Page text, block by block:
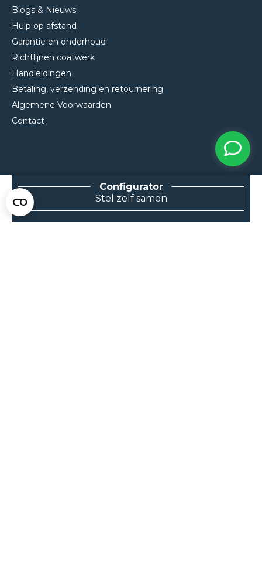
Blogs & Nieuws
Hulp op afstand
Garantie en onderhoud
Richtlijnen coatwerk
Handleidingen
Betaling, verzending en retournering
Algemene Voorwaarden
Contact
Stel zelf samen